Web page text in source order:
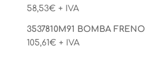
58,53€ + IVA
3537810M91 BOMBA FRENO
105,61€ + IVA